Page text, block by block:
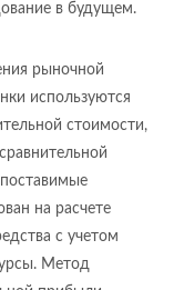
в будущем.
рыночной
используются
стоимости,
на расчете
с учетом
Метод